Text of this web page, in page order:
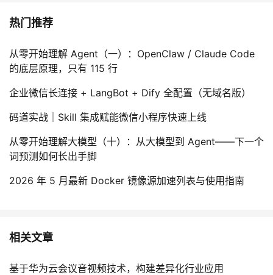
热门推荐
从零开始理解 Agent（一）：OpenClaw / Claude Code
的底层原理，只有 115 行
企业微信长连接 + LangBot + Dify 全配置（无域名版）
码道实战｜Skill 集成赋能微信小程序快速上线
从零开始理解大模型（十）：从大模型到 Agent——下一个
词预测如何长出手脚
2026 年 5 月最新 Docker 镜像源加速列表与使用指南
相关文章
基于华为云会议音视频技术，构建差异化行业应用